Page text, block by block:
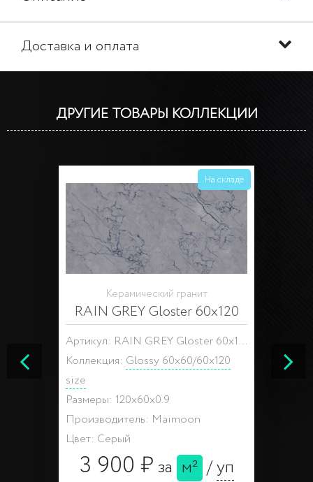
Доставка и оплата
ДРУГИЕ ТОВАРЫ КОЛЛЕКЦИИ
На складе
Керамический гранит
RAIN GREY Gloster 60x120
Артикул: RAIN GREY Gloster 60x120
Коллекция: Glossy 60x60/60x120
size
Размеры: 120x60x0.9
Производитель: Maimoon
Цвет: Серый
3 900 ₽за м² /уп